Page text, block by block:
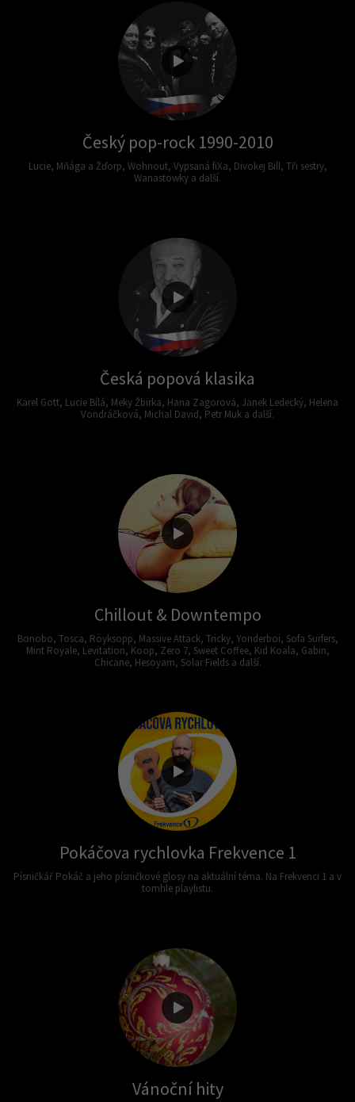
Český pop-rock 1990-2010
Lucie, Mňága a Žďorp, Wohnout, Vypsaná fiXa, Divokej Bill, Tři sestry,
Wanastowky a další.
Česká popová klasika
Karel Gott, Lucie Bílá, Meky Žbirka, Hana Zagorová, Janek Ledecký, Helena
Vondráčková, Michal David, Petr Muk a další.
Chillout & Downtempo
Bonobo, Tosca, Röyksopp, Massive Attack, Tricky, Yonderboi, Sofa Surfers,
Mint Royale, Levitation, Koop, Zero 7, Sweet Coffee, Kid Koala, Gabin,
Chicane, Hesoyam, Solar Fields a další.
Pokáčova rychlovka Frekvence 1
Písničkář Pokáč a jeho písničkové glosy na aktuální téma. Na Frekvenci 1 a v
tomhle playlistu.
Vánoční hity